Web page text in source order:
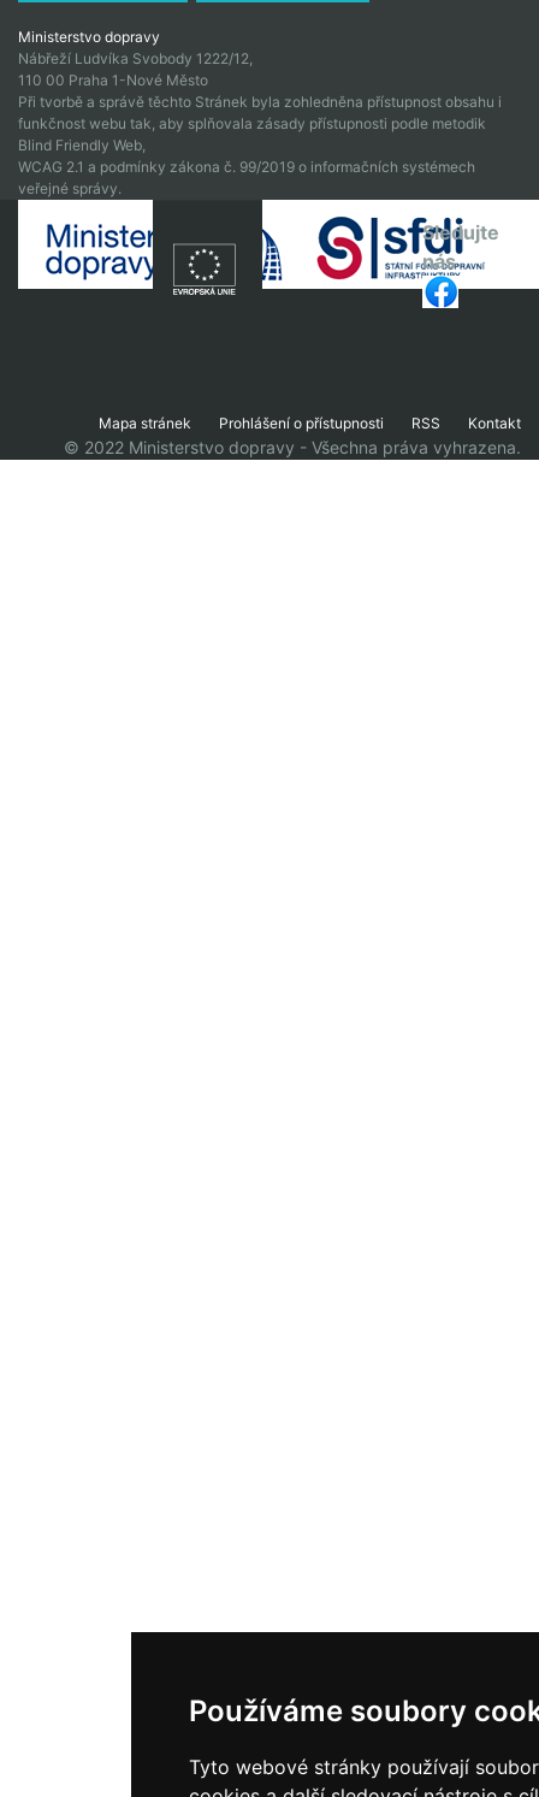
Používáme soubory
Tyto webové stránky používají
Ministerstvo dopravy
Nábřeží Ludvíka Svobody 1222/12,
110 00 Praha 1-Nové Město
Při tvorbě a správě těchto Stránek byla zohledněna přístupnost obsahu i
funkčnost webu tak, aby splňovala zásady přístupnosti podle metodik
Blind Friendly Web,
WCAG 2.1 a podmínky zákona č. 99/2019 o informačních systémech
veřejné správy.
Sledujte
nás
Mapa stránek Prohlášení o přístupnosti RSS Kontakt
© 2022 Ministerstvo dopravy - Všechna práva vyhrazena.